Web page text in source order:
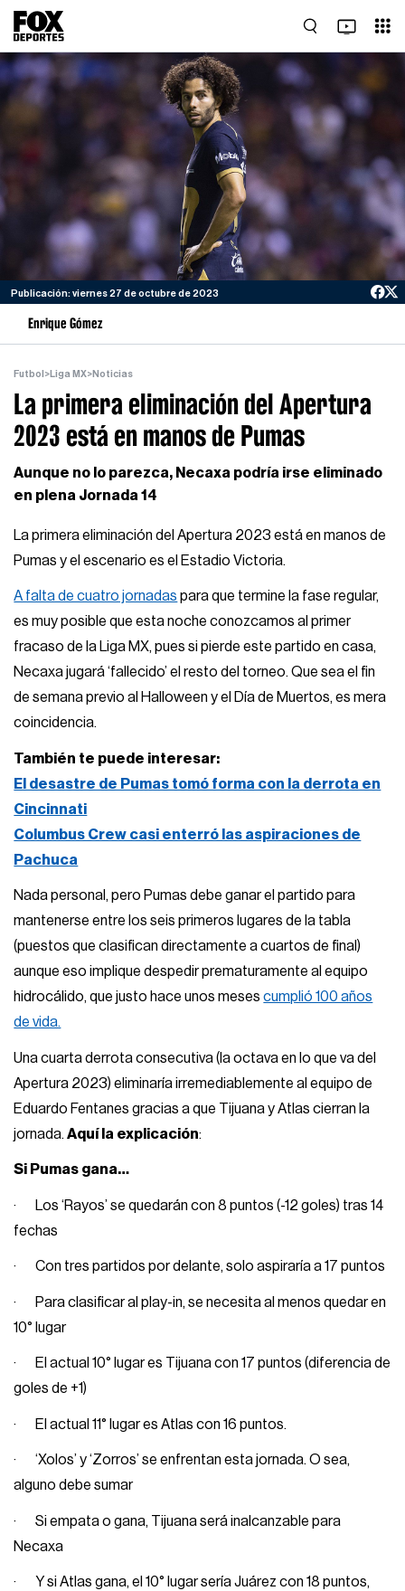
Publicación: viernes 27 de octubre de 2023
Enrique Gómez
Futbol >Liga MX>Noticias
La primera eliminación del Apertura
2023 está en manos de Pumas
Aunque no lo parezca, Necaxa podría irse eliminado
en plena Jornada 14
La primera eliminación del Apertura 2023 está en manos de
Pumas y el escenario es el Estadio Victoria.
A falta de cuatro jornadas para que termine la fase regular,
es muy posible que esta noche conozcamos al primer
fracaso de la Liga MX, pues si pierde este partido en casa,
Necaxa jugará ‘fallecido’ el resto del torneo. Que sea el fin
de semana previo al Halloween y el Día de Muertos, es mera
coincidencia.
También te puede interesar:
El desastre de Pumas tomó forma con la derrota en
Cincinnati
Columbus Crew casi enterró las aspiraciones de
Pachuca
Nada personal, pero Pumas debe ganar el partido para
mantenerse entre los seis primeros lugares de la tabla
(puestos que clasifican directamente a cuartos de final)
aunque eso implique despedir prematuramente al equipo
hidrocálido, que justo hace unos mesescumplió 100 años
de vida.
Una cuarta derrota consecutiva (la octava en lo que va del
Apertura 2023) eliminaría irremediablemente al equipo de
Eduardo Fentanes gracias a que Tijuana y Atlas cierran la
jornada.Aquí la explicación:
Si Pumas gana…
· Los ‘Rayos’ se quedarán con 8 puntos (-12 goles) tras 14
fechas
· Con tres partidos por delante, solo aspiraría a 17 puntos
· Para clasificar al play-in, se necesita al menos quedar en
10° lugar
· El actual 10° lugar es Tijuana con 17 puntos (diferencia de
goles de +1)
· El actual 11° lugar es Atlas con 16 puntos.
· ‘Xolos’ y ‘Zorros’ se enfrentan esta jornada. O sea,
alguno debe sumar
· Si empata o gana, Tijuana será inalcanzable para
Necaxa
· Y si Atlas gana, el 10° lugar sería Juárez con 18 puntos,